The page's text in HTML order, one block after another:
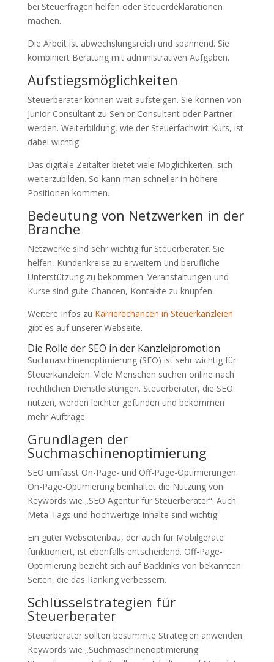
bei Steuerfragen helfen oder Steuerdeklarationen
machen.
Die Arbeit ist abwechslungsreich und spannend. Sie
kombiniert Beratung mit administrativen Aufgaben.
Aufstiegsmöglichkeiten
Steuerberater können weit aufsteigen. Sie können von
Junior Consultant zu Senior Consultant oder Partner
werden. Weiterbildung, wie der Steuerfachwirt-Kurs, ist
dabei wichtig.
Das digitale Zeitalter bietet viele Möglichkeiten, sich
weiterzubilden. So kann man schneller in höhere
Positionen kommen.
Bedeutung von Netzwerken in der
Branche
Netzwerke sind sehr wichtig für Steuerberater. Sie
helfen, Kundenkreise zu erweitern und berufliche
Unterstützung zu bekommen. Veranstaltungen und
Kurse sind gute Chancen, Kontakte zu knüpfen.
Weitere Infos zu Karrierechancen in Steuerkanzleien
gibt es auf unserer Webseite.
Die Rolle der SEO in der Kanzleipromotion
Suchmaschinenoptimierung (SEO) ist sehr wichtig für
Steuerkanzleien. Viele Menschen suchen online nach
rechtlichen Dienstleistungen. Steuerberater, die SEO
nutzen, werden leichter gefunden und bekommen
mehr Aufträge.
Grundlagen der
Suchmaschinenoptimierung
SEO umfasst On-Page- und Off-Page-Optimierungen.
On-Page-Optimierung beinhaltet die Nutzung von
Keywords wie „SEO Agentur für Steuerberater“. Auch
Meta-Tags und hochwertige Inhalte sind wichtig.
Ein guter Webseitenbau, der auch für Mobilgeräte
funktioniert, ist ebenfalls entscheidend. Off-Page-
Optimierung bezieht sich auf Backlinks von bekannten
Seiten, die das Ranking verbessern.
Schlüsselstrategien für
Steuerberater
Steuerberater sollten bestimmte Strategien anwenden.
Keywords wie „Suchmaschinenoptimierung